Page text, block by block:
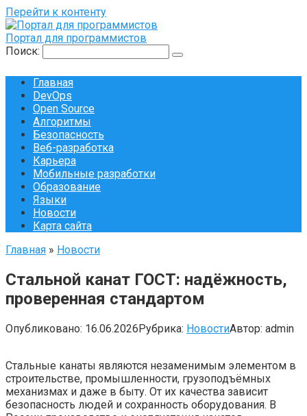
Перейти к контенту
Портал для программистов
Поиск:
Главная
DevOps
Open Source
Алгоритмы
Безопасность
Веб-разработка
Карьера
Мобильные разработки
Образование
Языки
Новости
Карта сайта
Главная » Новости
Стальной канат ГОСТ: надёжность,
проверенная стандартом
Опубликовано: 16.06.2026Рубрика: НовостиАвтор: admin
Стальные канаты являются незаменимым элементом в
строительстве, промышленности, грузоподъёмных
механизмах и даже в быту. От их качества зависит
безопасность людей и сохранность оборудования. В